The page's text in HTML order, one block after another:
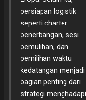
persiapan logistik
seperti charter
penerbangan, sesi
pemulihan, dan
pemilihan waktu
kedatangan menjadi
bagian penting dari
strategi menghadapi